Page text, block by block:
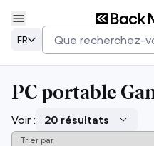
FR
PC portable
Voir :
Trier par